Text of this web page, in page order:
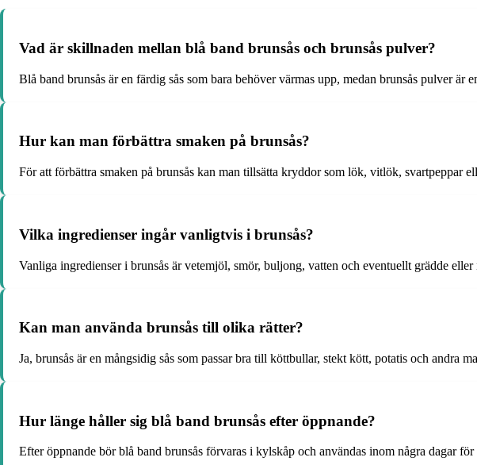
Vad är skillnaden mellan blå band brunsås och brunsås pulver?
Blå band brunsås är en färdig sås som bara behöver värmas upp, medan brunsås pulver
Hur kan man förbättra smaken på brunsås?
För att förbättra smaken på brunsås kan man tillsätta kryddor som lök, vitlök, svartpeppar
Vilka ingredienser ingår vanligtvis i brunsås?
Vanliga ingredienser i brunsås är vetemjöl, smör, buljong, vatten och eventuellt grädde
Kan man använda brunsås till olika rätter?
Ja, brunsås är en mångsidig sås som passar bra till köttbullar, stekt kött, potatis och andra
Hur länge håller sig blå band brunsås efter öppnande?
Efter öppnande bör blå band brunsås förvaras i kylskåp och användas inom några dagar